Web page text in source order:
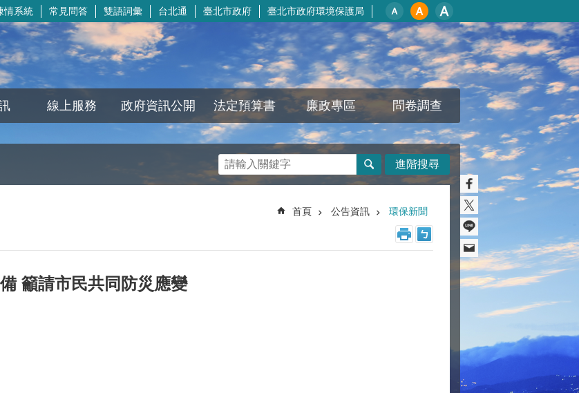
情系統 常見問答 雙語詞彙 台北通 臺北市政府 臺北市政府環境保護局
線上服務 政府資訊公開 法定預算書 廉政專區 問卷調查
進階搜尋
首頁 公告資訊 環保新聞
籲請市民共同防災應變